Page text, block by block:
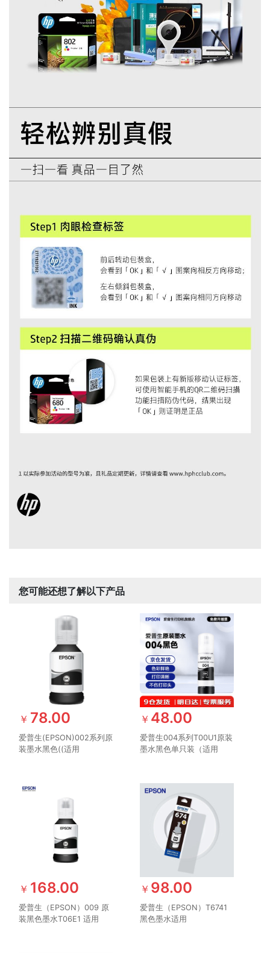
您可能还想了解以下产品
￥ 78.00
爱普生(EPSON)002系列原
装墨水黑色((适用
￥ 48.00
爱普生004系列T00U1原装
墨水黑色单只装（适用
￥ 168.00
爱普生（EPSON）009 原
装黑色墨水T06E1 适用
￥ 98.00
爱普生（EPSON）T6741
黑色墨水适用